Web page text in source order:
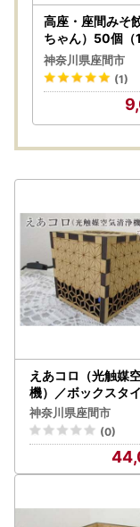
高座・座間みそ
ちゃん）50個（
袋）｜ ぎょうざ
ザ 味噌 おつまみ
惣菜 簡単調理 中
メ お取り寄せ
け
神奈川県座間市
(1)
えあコロ（光触媒
機）／ボックスタ
神奈川県座間市
(0)